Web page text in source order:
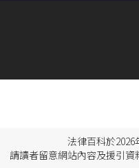
法律百科於2026
請讀者留意網站內容及援引資